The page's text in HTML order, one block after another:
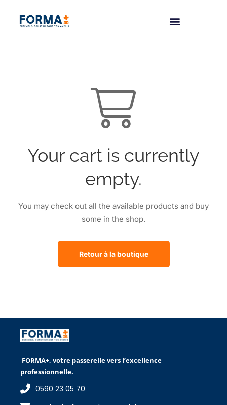
Your cart is currently
empty.
You may check out all the available products and buy
some in the shop.
Retour à la boutique
FORMA+, votre passerelle vers l’excellence
professionnelle.
0590 23 05 70